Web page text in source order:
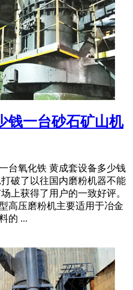
钱一台砂石矿山机
台氧化铁 黄成套设备多少钱
破了以往国内磨粉机器不能
上获得了用户的一致好评。
高压磨粉机主要适用于冶金
的 ...